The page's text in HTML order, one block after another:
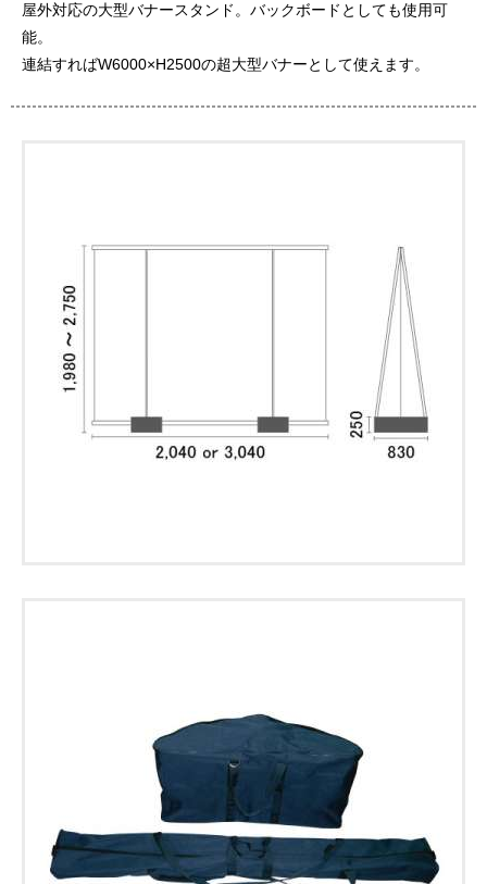
屋外対応の大型バナースタンド。バックボードとしても使用可
能。
連結すればW6000×H2500の超大型バナーとして使えます。